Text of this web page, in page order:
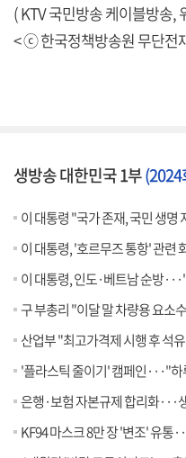
( KTV 국민방송 케이블방송,
< ⓒ 한국정책방송원 무단전
생방송 대한민국 1부
이 대통령 "국가 존재, 국민 생명
이 대통령, '호르무즈 통항' 관련
이 대통령, 인도·베트남 순방
구 부총리 "이달 말 차량용 요소
산업부 "최고가격제 시행 후 석
'플라스틱 줄이기' 캠페인···"하
은행·보험 자본규제 합리화···
KF94 마스크 8만 장 '변조' 유통···"